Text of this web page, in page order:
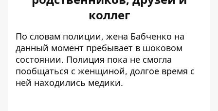
коллег
По словам полиции, жена Бабченко на
данный момент пребывает в шоковом
состоянии. Полиция пока не смогла
пообщаться с женщиной, долгое время с
ней находились медики.